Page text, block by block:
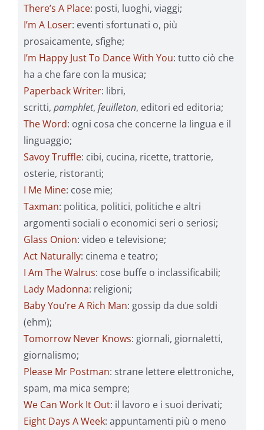
There’s A Place: posti, luoghi, viaggi;
I’m A Loser: eventi sfortunati o, più
prosaicamente, sfighe;
I’m Happy Just To Dance With You: tutto ciò che
ha a che fare con la musica;
Paperback Writer: libri,
scritti, pamphlet, feuilleton, editori ed editoria;
The Word: ogni cosa che concerne la lingua e il
linguaggio;
Savoy Truffle: cibi, cucina, ricette, trattorie,
osterie, ristoranti;
I Me Mine: cose mie;
Taxman: politica, politici, politiche e altri
argomenti sociali o economici seri o seriosi;
Glass Onion: video e televisione;
Act Naturally: cinema e teatro;
I Am The Walrus: cose buffe o inclassificabili;
Lady Madonna: religioni;
Baby You’re A Rich Man: gossip da due soldi
(ehm);
Tomorrow Never Knows: giornali, giornaletti,
giornalismo;
Please Mr Postman: strane lettere elettroniche,
spam, ma mica sempre;
We Can Work It Out: il lavoro e i suoi derivati;
Eight Days A Week: appuntamenti più o meno